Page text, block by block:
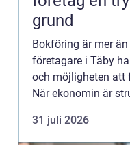
grund
Bokföring är mer
företagare i Täby
och möjligheten att
När ekonomin är
31 juli 2026